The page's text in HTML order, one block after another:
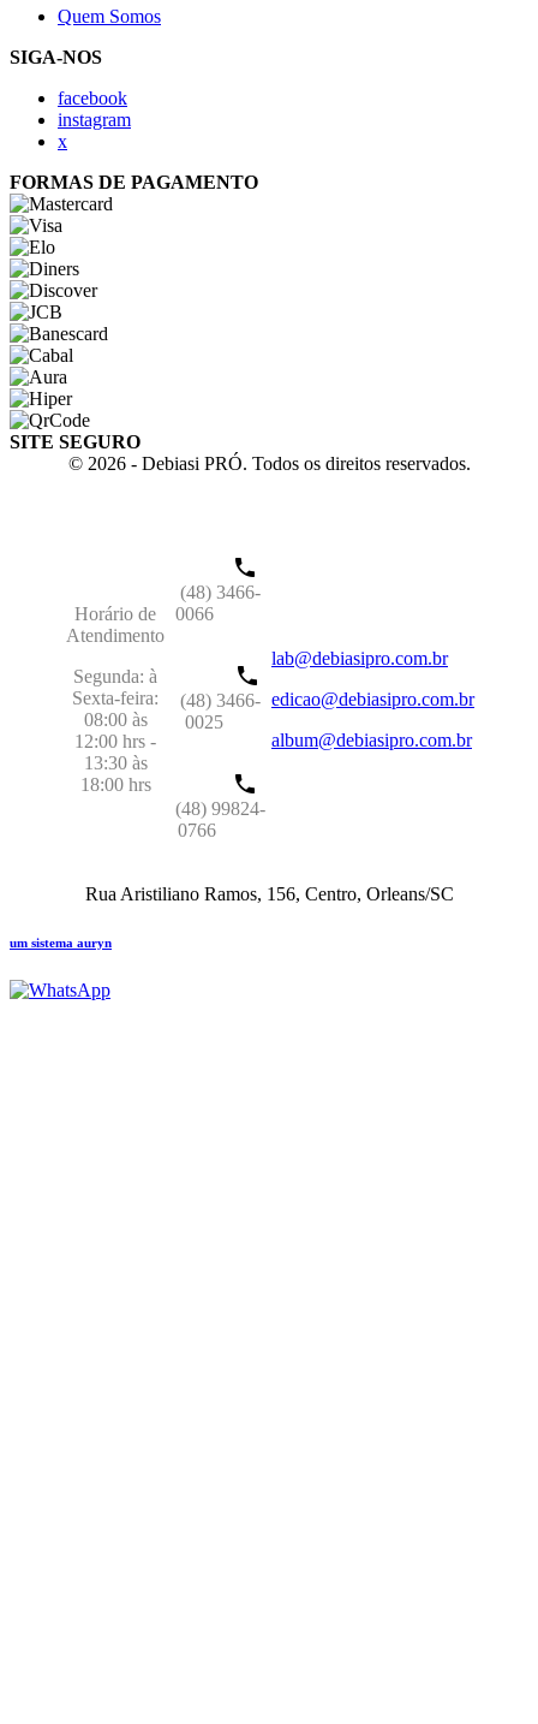
Quem Somos
SIGA-NOS
facebook
instagram
x
FORMAS DE PAGAMENTO
SITE SEGURO
© 2026 - Debiasi PRÓ. Todos os direitos reservados.
Horário de
Atendimento
Segunda: à
Sexta-feira:
08:00 às
12:00 hrs -
13:30 às
18:00 hrs
(48) 3466-
0066
(48) 3466-
0025
(48) 99824-
0766
lab@debiasipro.com.br
edicao@debiasipro.com.br
album@debiasipro.com.br
Rua Aristiliano Ramos, 156, Centro, Orleans/SC
um sistema auryn